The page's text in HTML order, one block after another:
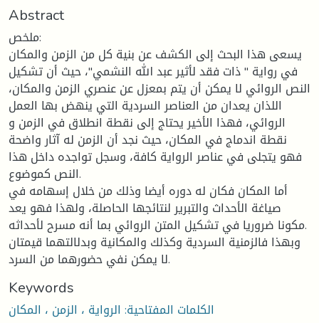
Abstract
ملخص:
يسعى هذا البحث إلى الكشف عن بنية كل من الزمن والمكان
في رواية " ذات فقد لأثير عبد الله النشمي"، حيث أن تشكيل
النص الروائي لا يمكن أن يتم بمعزل عن عنصري الزمن والمكان،
اللذان يعدان من العناصر السردية التي ينهض بها العمل
الروائي، فهذا الأخير يحتاج إلى نقطة انطلاق في الزمن و
نقطة اندماج في المكان، حيث نجد أن الزمن له آثار واضحة
فهو يتجلى في عناصر الرواية كافة، وسجل تواجده داخل هذا
النص كموضوع.
أما المكان فكان له دوره أيضا وذلك من خلال إسهامه في
صياغة الأحداث والتبرير لنتائجها الحاصلة، ولهذا فهو يعد
مكونا ضروريا في تشكيل المتن الروائي بما أنه مسرح لأحداثه.
وبهذا فالزمنية السردية وكذلك والمكانية وبدلالتهما قيمتان
لا يمكن نفي حضورهما من السرد.
Keywords
الكلمات المفتاحية: الرواية ، الزمن ، المكان